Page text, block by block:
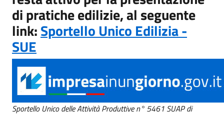
di pratiche edilizie, al seguente
link:Sportello Unico Edilizia -
SUE
Sportello Unico delle Attività Produttive n° 5461 SUAP di